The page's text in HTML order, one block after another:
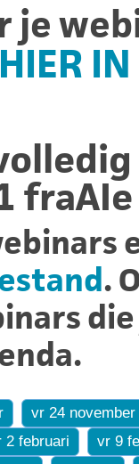
je
IN
.
vr 24 november
vr 2 februari
vr 9